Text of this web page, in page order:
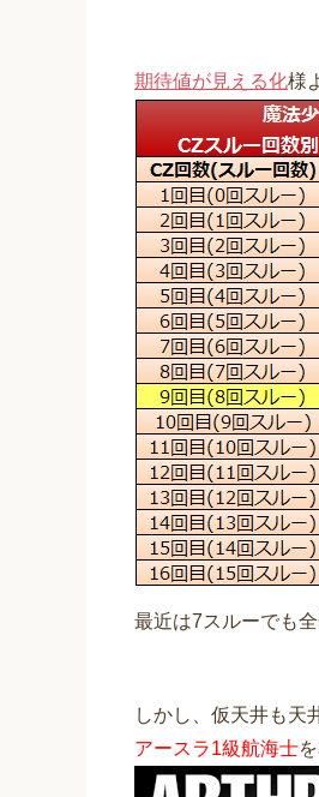
期待値が見える化様
最近は7スルーでも全
しかし、仮天井も天
アースラ1級航海士